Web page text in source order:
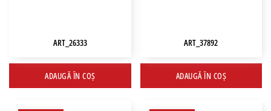
ART_26333
ADAUGĂ ÎN COȘ
ART_37892
ADAUGĂ ÎN COȘ